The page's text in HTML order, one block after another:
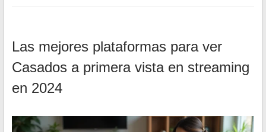
Las mejores plataformas para ver
Casados a primera vista en streaming
en 2024